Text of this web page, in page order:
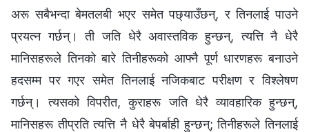
अरू सबैभन्दा बेमतलबी भएर समेत पछ्याउँछन्‌, र तिनलाई पाउने
प्रयत्न गर्छन्‌। ती जति धेरै अवास्तविक हुन्छन्‌, त्यत्ति नै धेरै
मानिसहरूले तिनको बारे तिनीहरूको आफ्नै पूर्ण धारणहरू बनाउने
हदसम्म पर गएर समेत तिनलाई नजिकबाट परीक्षण र विश्लेषण
गर्छन्‌। त्यसको विपरीत, कुराहरू जति धेरै व्यावहारिक हुन्छन्,
मानिसहरू तीप्रति त्यत्ति नै धेरै बेपर्बाही हुन्छन्‌; तिनीहरूले तिनलाई